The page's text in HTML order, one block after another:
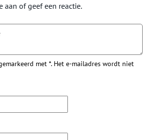
aan of geef een reactie.
met *. Het e-mailadres wordt niet